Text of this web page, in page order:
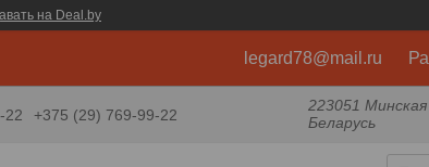
на Deal.by
legard78@mail.ru
22 +375 (29) 769-99-22
223051
Беларусь